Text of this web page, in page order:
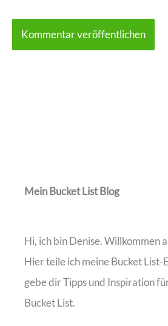
Mein Bucket List Blog
Hi, ich bin Denise. Willkommen
Hier teile ich meine Bucket List-
gebe dir Tipps und Inspiration
Bucket List.